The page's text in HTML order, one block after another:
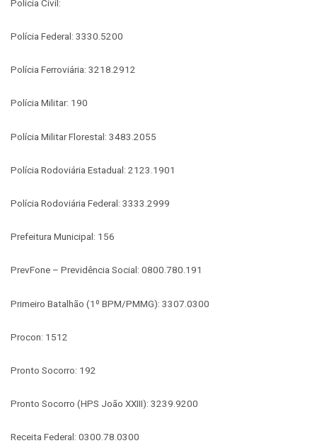
Polícia Civil:
Polícia Federal: 3330.5200
Polícia Ferroviária: 3218.2912
Polícia Militar: 190
Polícia Militar Florestal: 3483.2055
Polícia Rodoviária Estadual: 2123.1901
Polícia Rodoviária Federal: 3333.2999
Prefeitura Municipal: 156
PrevFone – Previdência Social: 0800.780.191
Primeiro Batalhão (1º BPM/PMMG): 3307.0300
Procon: 1512
Pronto Socorro: 192
Pronto Socorro (HPS João XXIII): 3239.9200
Receita Federal: 0300.78.0300